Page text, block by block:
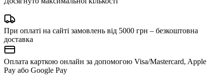
При оплаті на сайті замовлень від 5000 грн – безкоштовна
доставка
Оплата карткою онлайн за допомогою Visa/Mastercard, Apple
Pay або Google Pay